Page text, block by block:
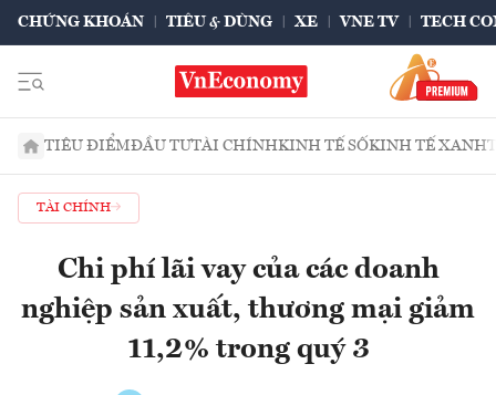
CHỨNG KHOÁN TIÊU & DÙNG XE VNE TV TECH
TIÊU ĐIỂMĐẦU TƯTÀI CHÍNHKINH TẾ SỐKINH TẾ XANH
TÀI CHÍNH
Chi phí lãi vay của các doanh
nghiệp sản xuất, thương mại giảm
11,2% trong quý 3